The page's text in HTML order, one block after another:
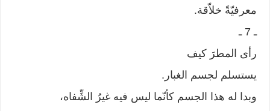
معرفيّةً خلاّقة.
ـ 7 ـ
رأى المطرَ كيف
يستسلم لجسم الغبار.
وبدا له هذا الجسم كأنّما ليس فيه غيرُ الشِّفاه،